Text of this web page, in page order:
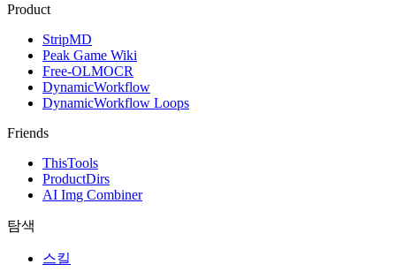
Product
StripMD
Peak Game Wiki
Free-OLMOCR
DynamicWorkflow
DynamicWorkflow Loops
Friends
ThisTools
ProductDirs
AI Img Combiner
탐색
스킬